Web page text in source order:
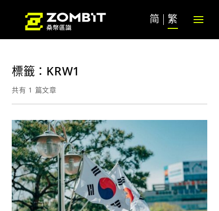
简 繁
標籤：KRW1
共有 1 篇文章